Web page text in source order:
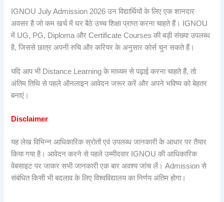
IGNOU July Admission 2026 उन विद्यार्थियों के लिए एक शानदार
अवसर है जो कम खर्च में घर बैठे उच्च शिक्षा प्राप्त करना चाहते हैं। IGNOU
में UG, PG, Diploma और Certificate Courses की बड़ी संख्या उपलब्ध
है, जिससे छात्र अपनी रुचि और करियर के अनुसार कोर्स चुन सकते हैं।
यदि आप भी Distance Learning के माध्यम से पढ़ाई करना चाहते हैं, तो
अंतिम तिथि से पहले ऑनलाइन आवेदन जरूर करें और अपने भविष्य को बेहतर
बनाएं।
Disclaimer
यह लेख विभिन्न आधिकारिक स्रोतों एवं उपलब्ध जानकारी के आधार पर तैयार
किया गया है। आवेदन करने से पहले उम्मीदवार IGNOU की आधिकारिक
वेबसाइट पर जाकर सभी जानकारी एक बार अवश्य जांच लें। Admission से
संबंधित किसी भी बदलाव के लिए विश्वविद्यालय का निर्णय अंतिम होगा।